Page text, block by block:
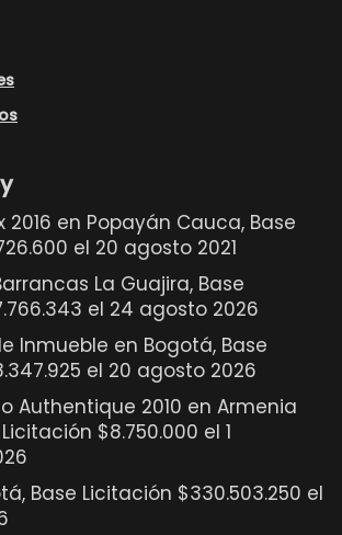
2016 en Popayán Cauca, Base
el 20 agosto 2021
La Guajira, Base
el 24 agosto 2026
Inmueble en Bogotá, Base
el 20 agosto 2026
Authentique 2010 en Armenia
$8.750.000 el 1
Base Licitación $330.503.250 el